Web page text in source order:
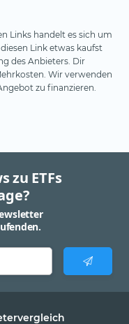
Links handelt es sich um
Link etwas kaufst
des Anbieters. Dir
Wir verwenden
zu finanzieren.
zu ETFs